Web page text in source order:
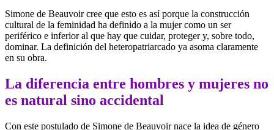
Simone de Beauvoir cree que esto es así porque la construcción
cultural de la feminidad ha definido a la mujer como un ser
periférico e inferior al que hay que cuidar, proteger y, sobre todo,
dominar. La definición del heteropatriarcado ya asoma claramente
en su obra.
La diferencia entre hombres y mujeres no
es natural sino accidental
Con este postulado de Simone de Beauvoir nace la idea de género